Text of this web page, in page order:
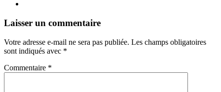
Navigation
articles
←
→
Laisser un commentaire
Votre adresse e-mail ne sera pas publiée. Les champs obligatoires
sont indiqués avec *
Commentaire *